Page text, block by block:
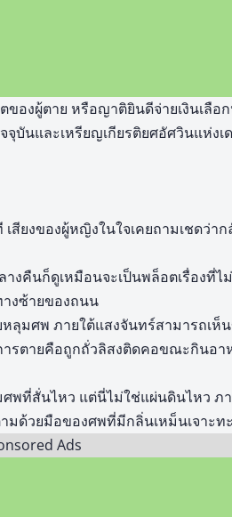
องผู้ตาย หรือญาติยินดีจ่ายเงินเลือ
จุบันและเหรียญเกียรติยศอัศวินแห่ง
ยงของผู้หญิงในใจเคยถามเชดว่าก
คืนก็ดูเหมือนจะเป็นพล็อตเรื่องที่ไม่
งซ้ายของถนน
ลุมศพ ภายใต้แสงจันทร์สามารถเ
รตายคือถูกถั่วลิสงติดคอขณะกินอา
พที่สั่นไหว แต่นี่ไม่ใช่แผ่นดินไหว ภ
มด้วยมือของศพที่มีกลิ่นเหม็นเจาะ
Ads